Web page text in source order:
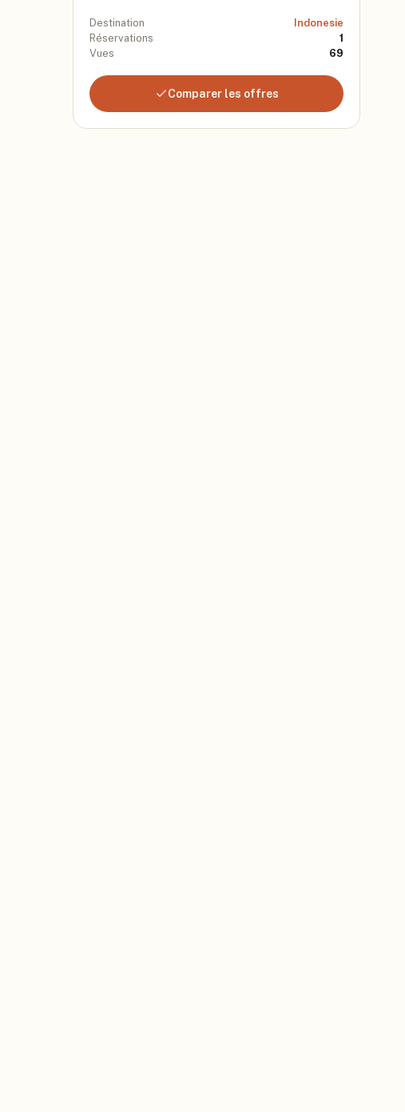
Destination
Indonesie
Réservations
1
Vues
69
Comparer les offres